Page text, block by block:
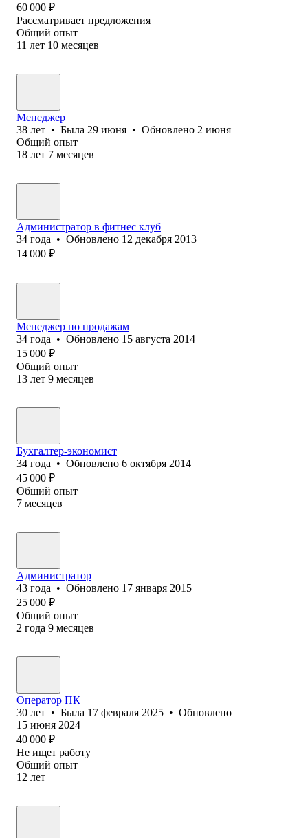
60 000 ₽
Рассматривает предложения
Общий опыт
11 лет 10 месяцев
Менеджер
38 лет • Была 29 июня • Обновлено 2 июня
Общий опыт
18 лет 7 месяцев
Администратор в фитнес клуб
34 года • Обновлено 12 декабря 2013
14 000 ₽
Менеджер по продажам
34 года • Обновлено 15 августа 2014
15 000 ₽
Общий опыт
13 лет 9 месяцев
Бухгалтер-экономист
34 года • Обновлено 6 октября 2014
45 000 ₽
Общий опыт
7 месяцев
Администратор
43 года • Обновлено 17 января 2015
25 000 ₽
Общий опыт
2 года 9 месяцев
Оператор ПК
30 лет • Была 17 февраля 2025 • Обновлено
15 июня 2024
40 000 ₽
Не ищет работу
Общий опыт
12 лет